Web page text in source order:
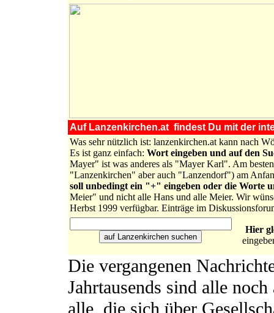
Auf Lanzenkirchen.at findest Du mit der
Was sehr nützlich ist: lanzenkirchen.at kann nach
Es ist ganz einfach: Wort eingeben und auf den
Mayer" ist was anderes als "Mayer Karl". Am
"Lanzenkirchen" aber auch "Lanzendorf") am
soll unbedingt ein "+" eingeben oder die Worte
Meier" und nicht alle Hans und alle Meier. Wir
Herbst 1999 verfügbar. Einträge im
Hier
Die vergangenen
Jahrtausends sind alle
alle, die sich über